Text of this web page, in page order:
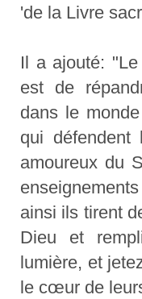
'de la Livre
Il a ajouté:
est de
dans le
qui défendent
amoureux du
ainsi ils tirent
Dieu et
lumière, et
le cœur de